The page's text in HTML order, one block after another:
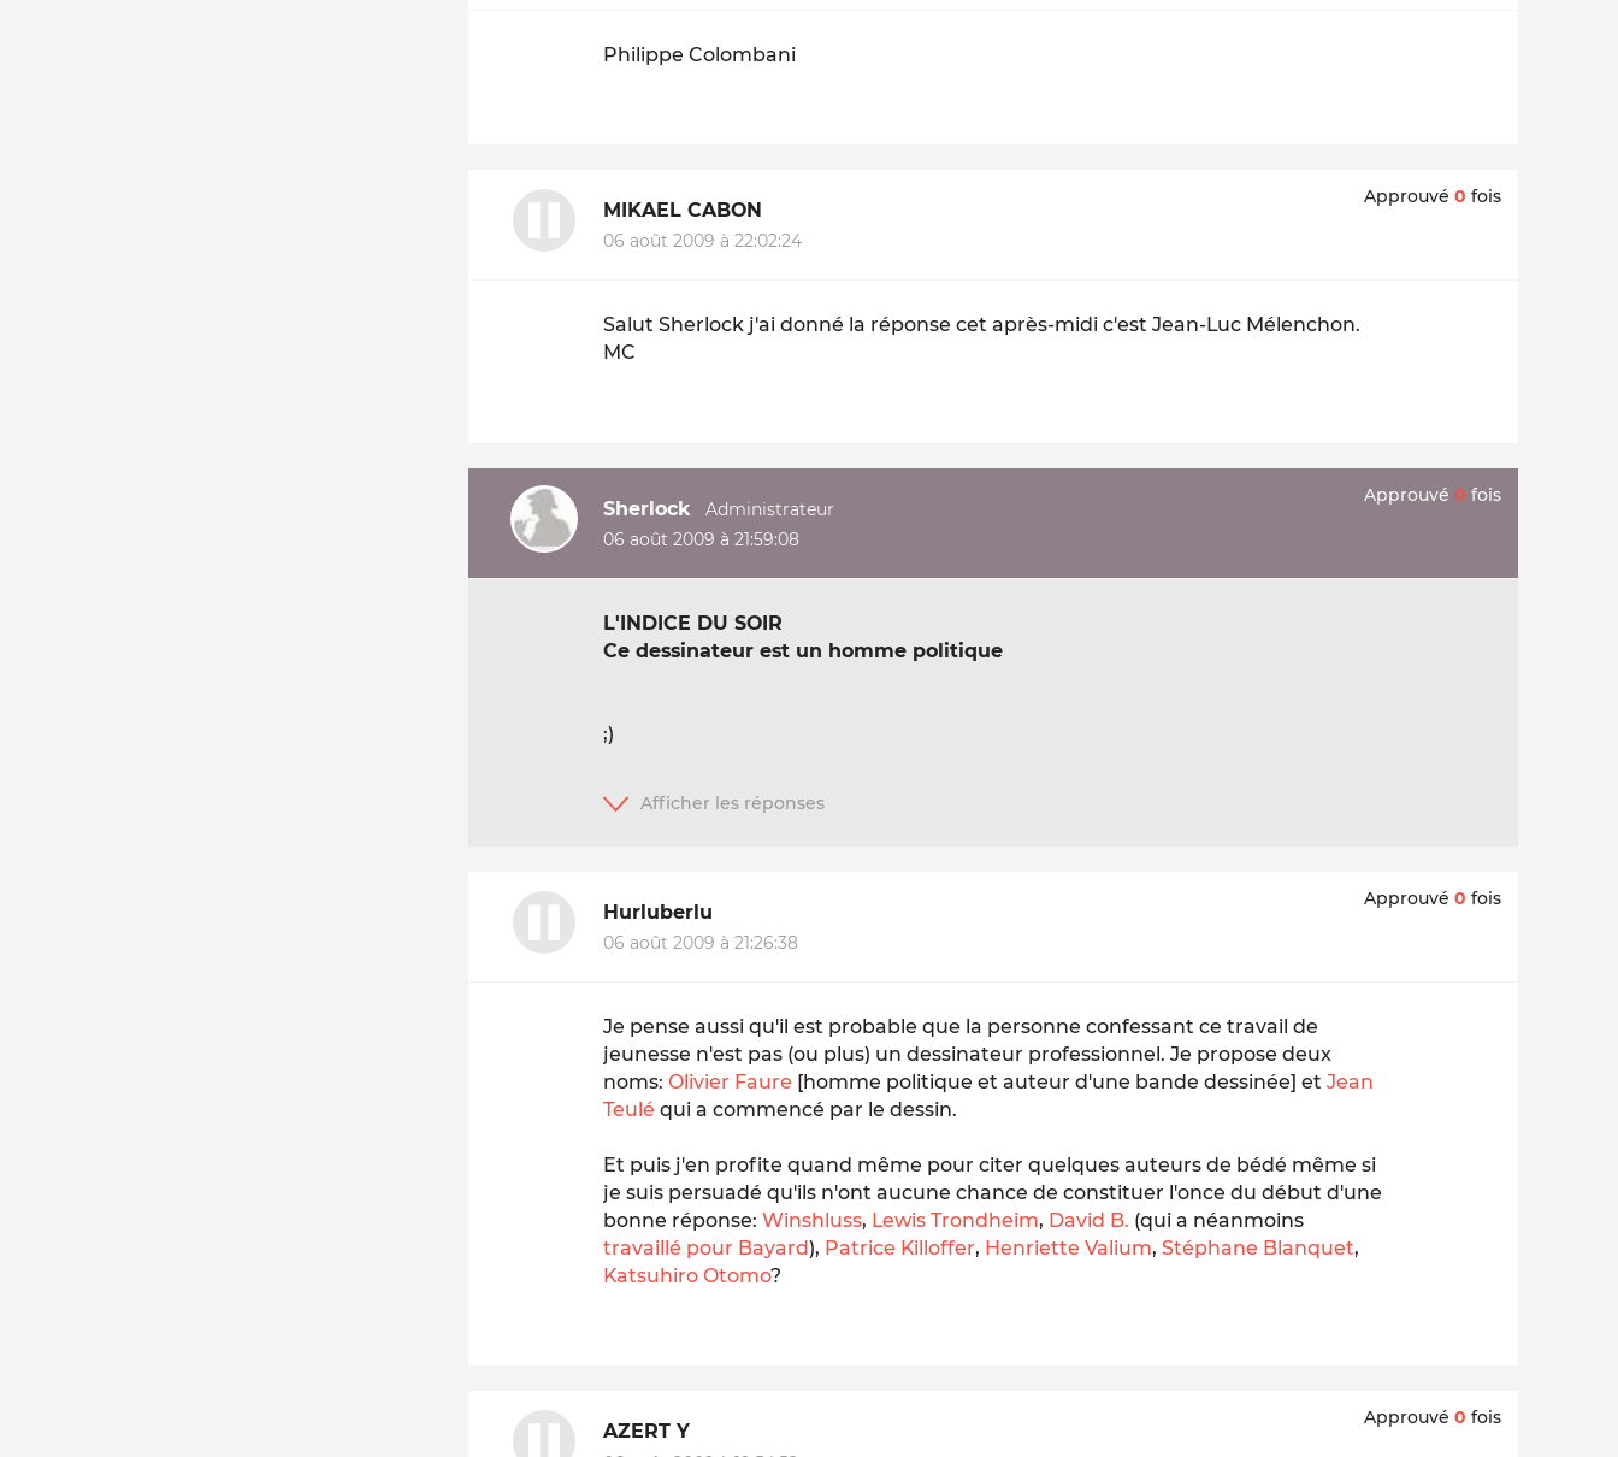
Philippe Colombani
MIKAEL CABON
06 août 2009 à 22:02:24
Approuvé 0 fois
Salut Sherlock j'ai donné la réponse cet après-midi c'est Jean-Luc Mélenchon.
MC
Sherlock
06 août 2009 à 21:59:08
Approuvé 0 fois
L'INDICE DU SOIR
Ce dessinateur est un homme politique
;)
Hurluberlu
06 août 2009 à 21:26:38
Approuvé 0 fois
Je pense aussi qu'il est probable que la personne confessant ce travail de
jeunesse n'est pas (ou plus) un dessinateur professionnel. Je propose deux
noms:Olivier Faure [homme politique et auteur d'une bande dessinée] etJean
Teulé qui a commencé par le dessin.
Et puis j'en profite quand même pour citer quelques auteurs de bédé même si
je suis persuadé qu'ils n'ont aucune chance de constituer l'once du début d'une
bonne réponse:Winshluss, Lewis Trondheim, David B. (qui a néanmoins
travaillé pour Bayard), Patrice Killoffer, Henriette Valium,Stéphane Blanquet,
Katsuhiro Otomo?
AZERT Y
Approuvé 0 fois